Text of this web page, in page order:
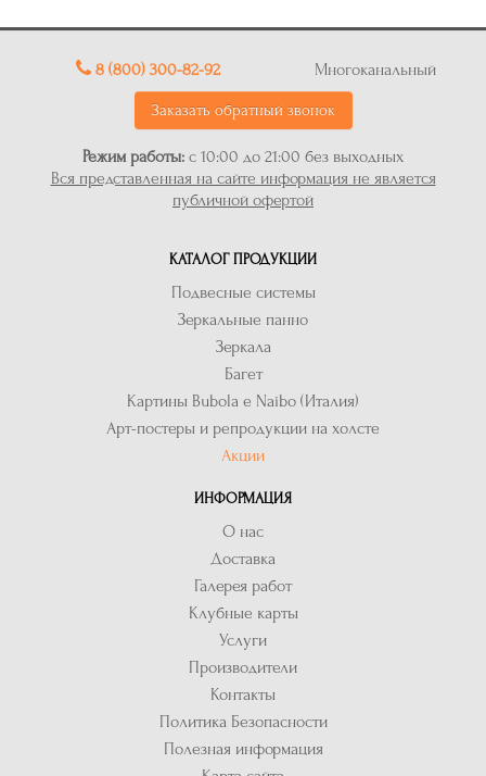
8 (800) 300-82-92 Многоканальный
Заказать обратный звонок
Режим работы: с 10:00 до 21:00 без выходных
Вся представленная на сайте информация не является
публичной офертой
КАТАЛОГ ПРОДУКЦИИ
Подвесные системы
Зеркальные панно
Зеркала
Багет
Картины Bubola e Naibo (Италия)
Арт-постеры и репродукции на холсте
Акции
ИНФОРМАЦИЯ
О нас
Доставка
Галерея работ
Клубные карты
Услуги
Производители
Контакты
Политика Безопасности
Полезная информация